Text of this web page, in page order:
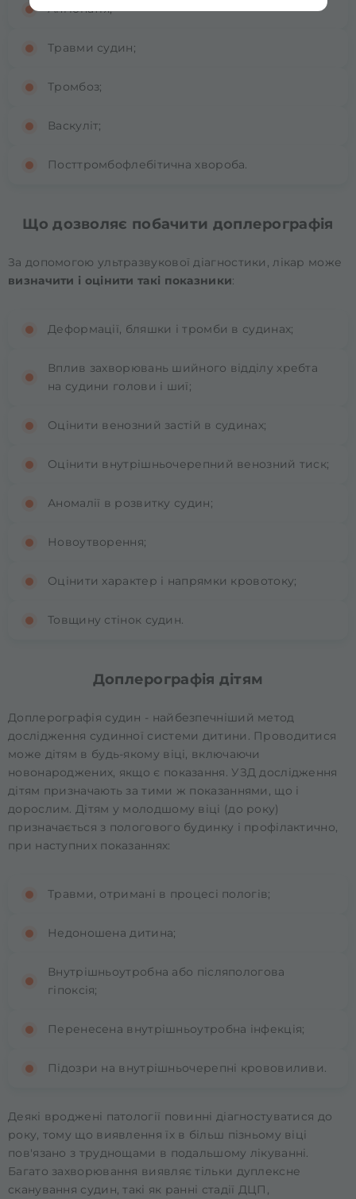
Ангіопатія;
Травми судин;
Тромбоз;
Васкуліт;
Посттромбофлебітична хвороба.
Що дозволяє побачити доплерографія
За допомогою ультразвукової діагностики, лікар може
визначити і оцінити такі показники:
Деформації, бляшки і тромби в судинах;
Вплив захворювань шийного відділу хребта
на судини голови і шиї;
Оцінити венозний застій в судинах;
Оцінити внутрішньочерепний венозний тиск;
Аномалії в розвитку судин;
Новоутворення;
Оцінити характер і напрямки кровотоку;
Товщину стінок судин.
Доплерографія дітям
Доплерографія судин - найбезпечніший метод
дослідження судинної системи дитини. Проводитися
може дітям в будь-якому віці, включаючи
новонароджених, якщо є показання. УЗД дослідження
дітям призначають за тими ж показаннями, що і
дорослим. Дітям у молодшому віці (до року)
призначається з пологового будинку і профілактично,
при наступних показаннях:
Травми, отримані в процесі пологів;
Недоношена дитина;
Внутрішньоутробна або післяпологова
гіпоксія;
Перенесена внутрішньоутробна інфекція;
Підозри на внутрішньочерепні крововиливи.
Деякі вроджені патології повинні діагностуватися до
року, тому що виявлення їх в більш пізньому віці
пов'язано з труднощами в подальшому лікуванні.
Багато захворювання виявляє тільки дуплексне
сканування судин, такі як ранні стадії ДЦП,